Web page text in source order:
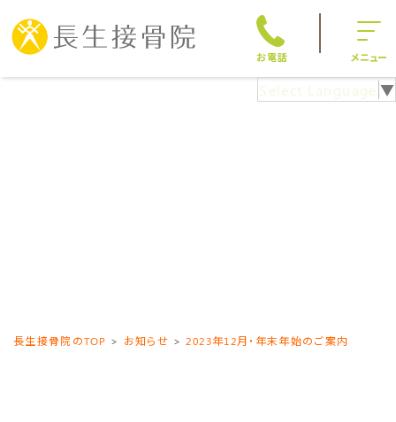
お電話 メニュー
Select Language ▼
長生接骨院のTOP お知らせ 2023年12月・年末年始のご案内